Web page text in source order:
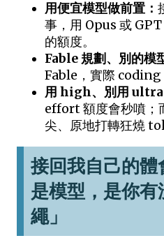
用便宜模型做前置：
事，用 Opus 或
的額度。
Fable 規劃、別的模
Fable，實際 coding
用 high、別用 ultra
effort 額度會秒噴；
尖、原地打轉狂燒
接回我自己的
是模型，是你
繩」